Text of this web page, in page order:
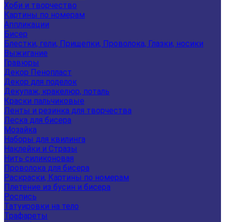
Хоби и творчество
Картины по номерам
Аппликации
Бисер
Блестки, гели, Прищепки, Проволока, Глазки, носики
Выжигание
Гравюры
Декор Пенопласт
Декор для поделок
Декупаж, кракелюр, поталь
Краски пальчиковые
Ленты и резинка для творчества
Леска для бисера
Мозайка
Наборы для квилинга
Наклейки и Стразы
Нить силиконовая
Проволока для бисера
Раскраски, Картины по номерам
Плетение из бусин и бисера
Роспись
Татуировки на тело
Трафареты